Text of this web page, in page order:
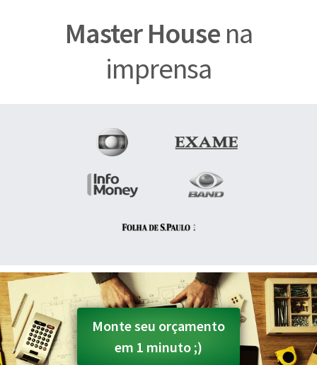
Master Housena
imprensa
Monte seu orçamento
em 1 minuto ;)